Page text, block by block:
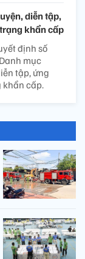
diễn tập,
khẩn cấp
định số
mục
tập, ứng
khẩn cấp.